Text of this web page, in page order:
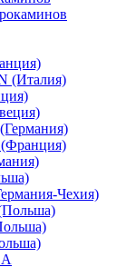
(Италия)
Чехия)